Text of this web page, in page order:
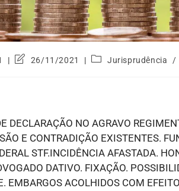
26/11/2021 Jurisprudência /
DECLARAÇÃO NO AGRAVO
E CONTRADIÇÃO EXISTENTES.
STF.INCIDÊNCIA AFASTADA.
DATIVO. FIXAÇÃO.
EMBARGOS ACOLHIDOS COM